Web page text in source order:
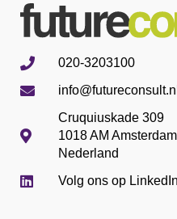
020-3203100
info@futureconsult.nl
Cruquiuskade 309
1018 AM Amsterdam
Nederland
Volg ons op LinkedIn